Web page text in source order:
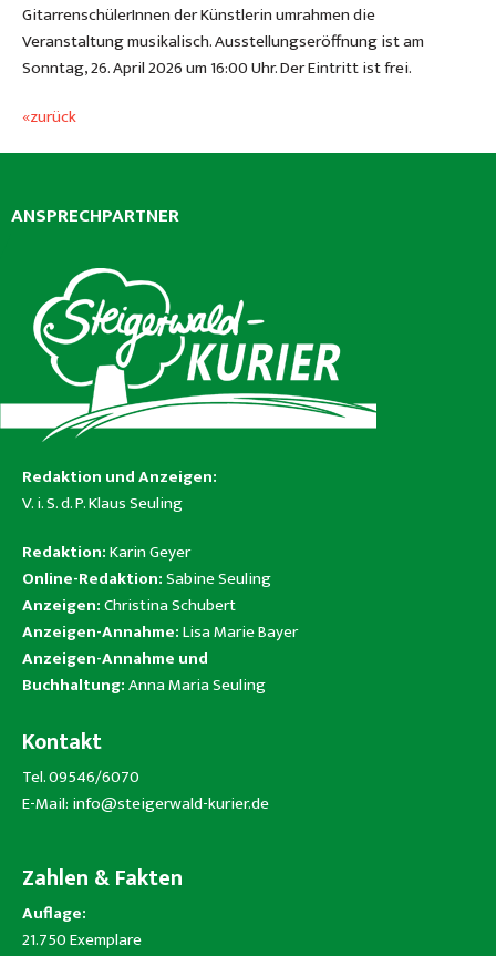
GitarrenschülerInnen der Künstlerin umrahmen die
Veranstaltung musikalisch. Ausstellungseröffnung ist am
Sonntag, 26. April 2026 um 16:00 Uhr. Der Eintritt ist frei.
«zurück
ANSPRECHPARTNER
Redaktion und Anzeigen:
V. i. S. d. P. Klaus Seuling
Redaktion:Karin Geyer
Online-Redaktion:Sabine Seuling
Anzeigen:Christina Schubert
Anzeigen-Annahme:Lisa Marie Bayer
Anzeigen-Annahme und
Buchhaltung:Anna Maria Seuling
Kontakt
Tel. 09546/6070
E-Mail: info@steigerwald-kurier.de
Zahlen & Fakten
Auflage:
21.750 Exemplare